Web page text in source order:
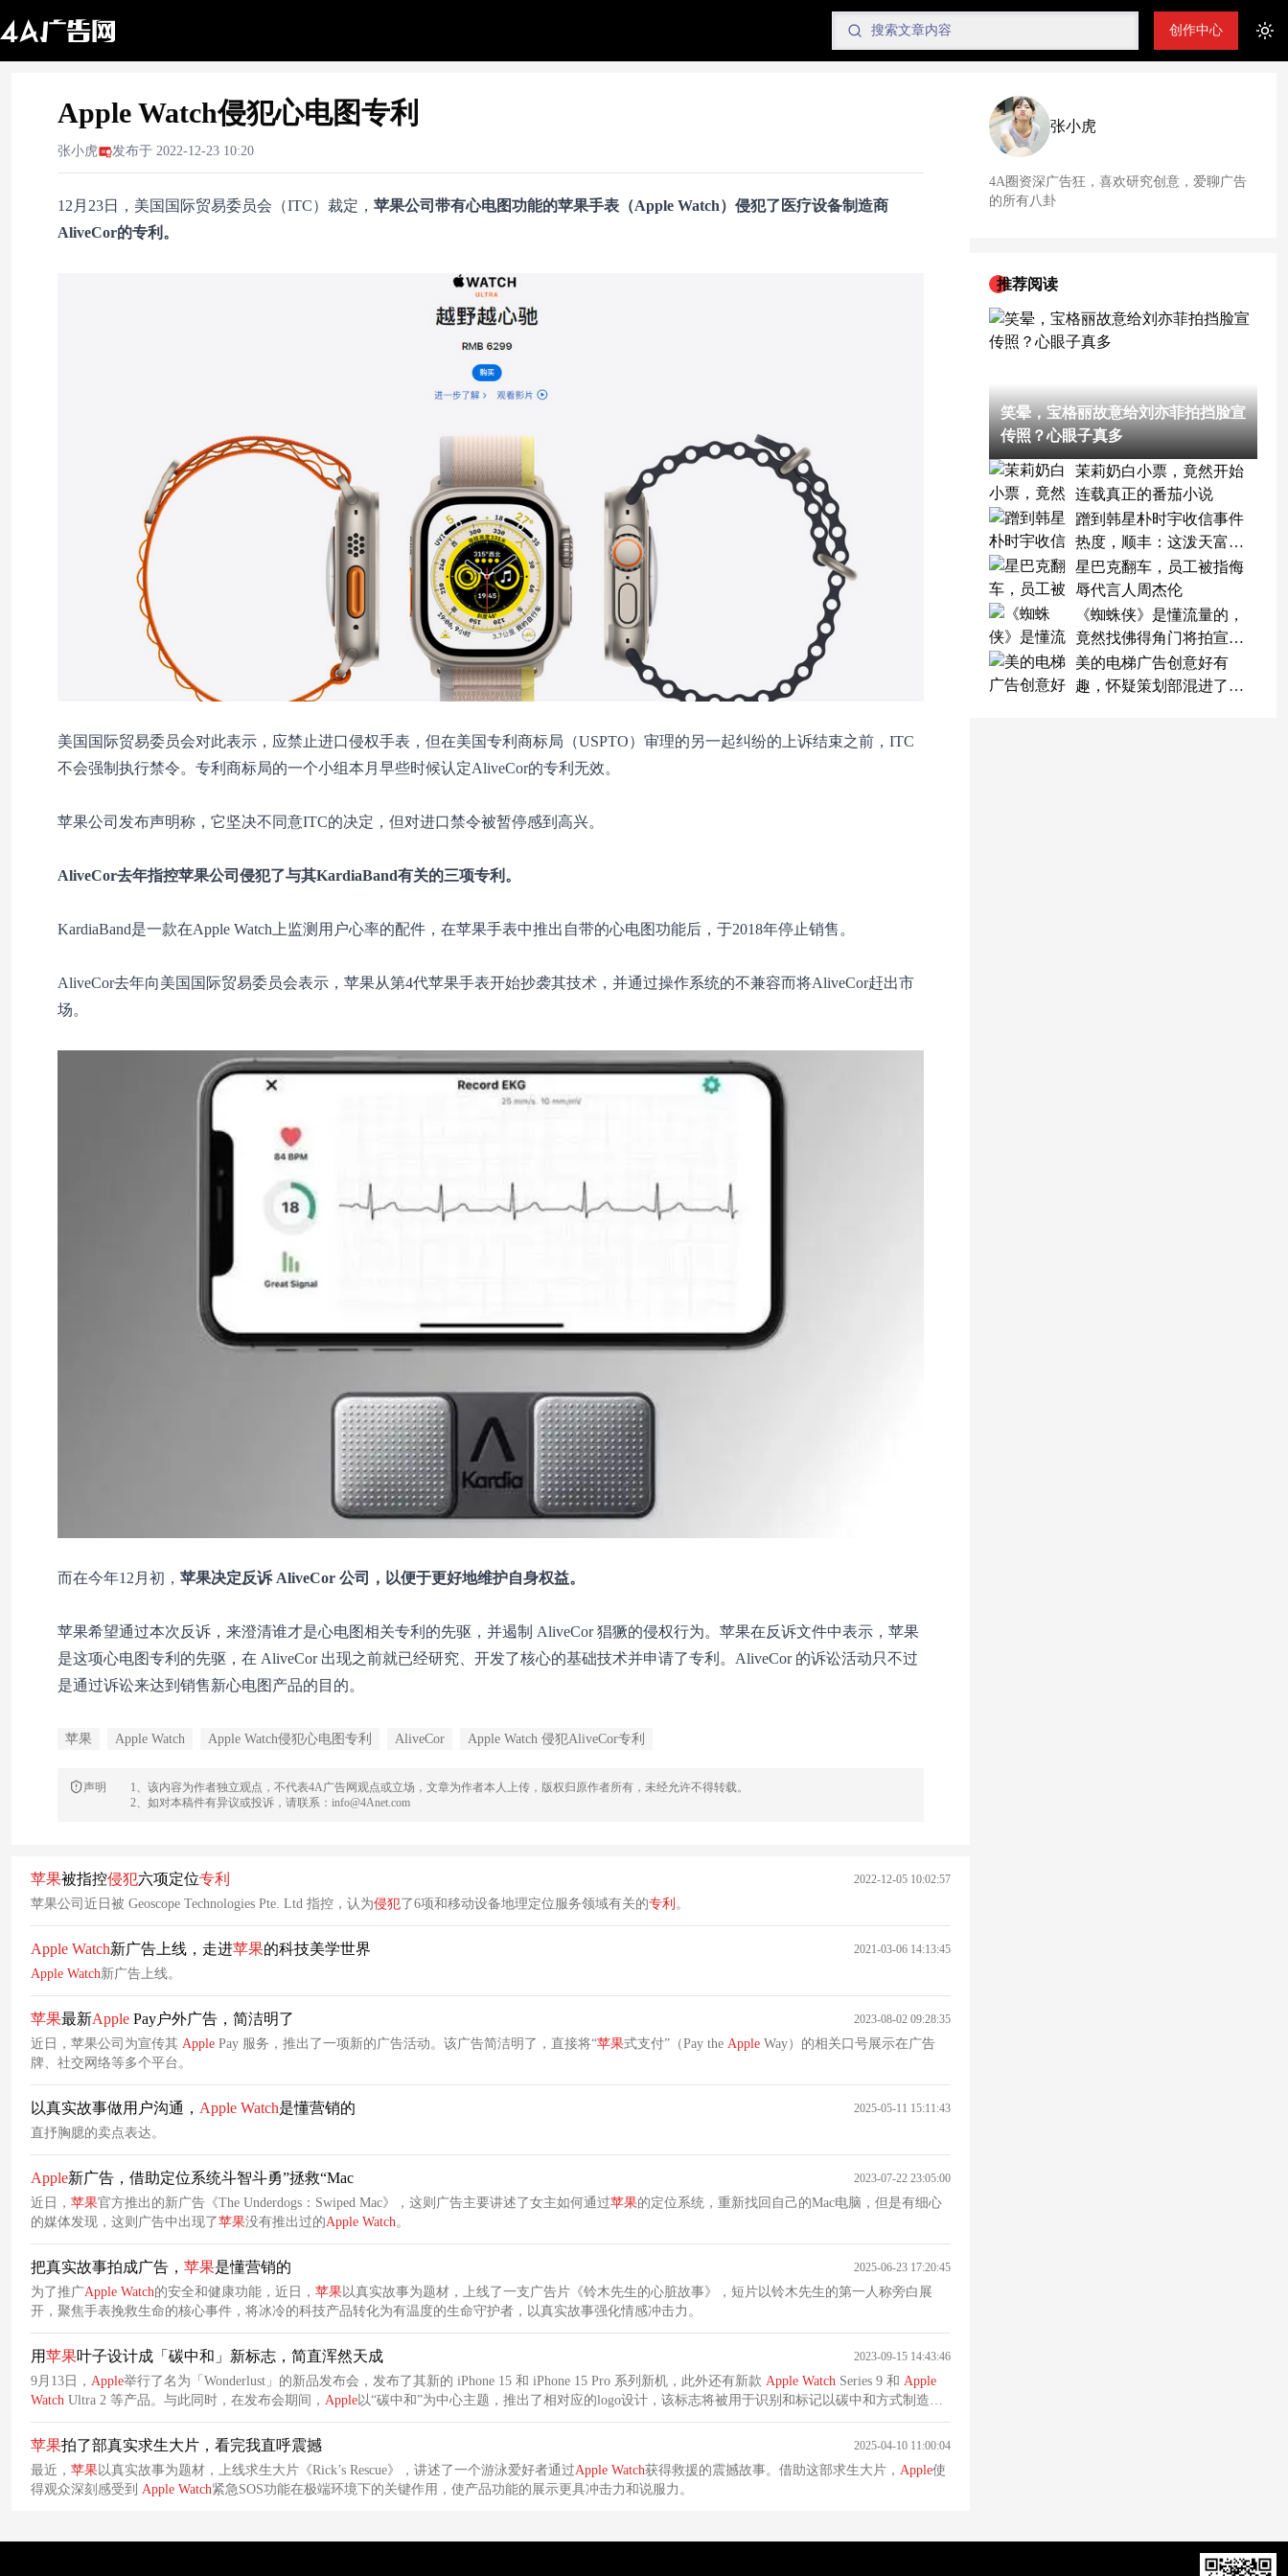
创作中心
Apple Watch侵犯心电图专利
张小虎 发布于 2022-12-23 10:20
12月23日，美国国际贸易委员会（ITC）裁定， 苹果公司带有心电图功能的苹果手表（Apple Watch） 侵犯了医疗设备制造商
AliveCor的专利。
美国国际贸易委员会对此表示，应禁止进口侵权手表，但在美国专利商标局（USPTO）审理的另一起纠纷的上诉结束之前，ITC
不会强制执行禁令。专利商标局的一个小组本月早些时候认定AliveCor的专利无效。
苹果公司发布声明称，它坚决不同意ITC的决定，但对进口禁令被暂停感到高兴。
AliveCor去年指控苹果公司侵犯了与其KardiaBand有关的三项专利。
KardiaBand是一款在Apple Watch上监测用户心率的配件，在苹果手表中推出自带的心电图功能后，于2018年停止销售。
AliveCor去年向美国国际贸易委员会表示，苹果从第4代苹果手表开始抄袭其技术，并通过操作系统的不兼容而将AliveCor赶出市
场。
而在今年12月初， 苹果决定反诉 AliveCor 公司，以便于更好地维护自身权益。
苹果希望通过本次反诉，来澄清谁才是心电图相关专利的先驱，并遏制 AliveCor 猖獗的侵权行为。苹果在反诉文件中表示，苹果
是这项心电图专利的先驱，在 AliveCor 出现之前就已经研究、开发了核心的基础技术并申请了专利。AliveCor 的诉讼活动只不过
是通过诉讼来达到销售新心电图产品的目的。
苹果 Apple Watch Apple Watch侵犯心电图专利 AliveCor Apple Watch 侵犯AliveCor专利
声明
1、该内容为作者独立观点，不代表4A广告网观点或立场，文章为作者本人上传，版权归原作者所有，未经允许不得转载。
2、如对本稿件有异议或投诉，请联系：info@4Anet.com
苹果被指控侵犯六项定位专利 2022-12-05 10:02:57
苹果公司近日被 Geoscope Technologies Pte. Ltd 指控，认为侵犯了6项和移动设备地理定位服务领域有关的专利 。
Apple Watch新广告上线，走进苹果的科技美学世界 2021-03-06 14:13:45
Apple Watch新广告上线。
苹果最新Apple Pay户外广告，简洁明了 2023-08-02 09:28:35
近日，苹果公司为宣传其 Apple Pay 服务，推出了一项新的广告活动。该广告简洁明了，直接将“苹果式支付”（Pay the Apple Way）的相关口号展示在广告
牌、社交网络等多个平台。
以真实故事做用户沟通， Apple Watch是懂营销的 2025-05-11 15:11:43
直抒胸臆的卖点表达。
Apple新广告，借助定位系统斗智斗勇”拯救“Mac 2023-07-22 23:05:00
近日， 苹果官方推出的新广告《The Underdogs：Swiped Mac》，这则广告主要讲述了女主如何通过苹果的定位系统，重新找回自己的Mac电脑，但是有细心
的媒体发现，这则广告中出现了苹果没有推出过的Apple Watch 。
把真实故事拍成广告， 苹果是懂营销的 2025-06-23 17:20:45
为了推广Apple Watch的安全和健康功能，近日， 苹果以真实故事为题材，上线了一支广告片《铃木先生的心脏故事》，短片以铃木先生的第一人称旁白展
开，聚焦手表挽救生命的核心事件，将冰冷的科技产品转化为有温度的生命守护者，以真实故事强化情感冲击力。
用苹果叶子设计成「碳中和」新标志，简直浑然天成 2023-09-15 14:43:46
9月13日， Apple举行了名为「Wonderlust」的新品发布会，发布了其新的 iPhone 15 和 iPhone 15 Pro 系列新机，此外还有新款 Apple Watch Series 9 和 Apple
Watch Ultra 2 等产品。与此同时，在发布会期间， Apple以“碳中和”为中心主题，推出了相对应的logo设计，该标志将被用于识别和标记以碳中和方式制造的
产品。
苹果拍了部真实求生大片，看完我直呼震撼 2025-04-10 11:00:04
最近， 苹果以真实故事为题材，上线求生大片《Rick’s Rescue》，讲述了一个游泳爱好者通过Apple Watch获得救援的震撼故事。借助这部求生大片， Apple使
得观众深刻感受到 Apple Watch紧急SOS功能在极端环境下的关键作用，使产品功能的展示更具冲击力和说服力。
张小虎
4A圈资深广告狂，喜欢研究创意，爱聊广告
的所有八卦
推荐阅读
笑晕，宝格丽故意给刘亦菲拍挡脸宣
传照？心眼子真多
茉莉奶白小票，竟然开始
连载真正的番茄小说
蹭到韩星朴时宇收信事件
热度，顺丰：这泼天富贵
终于轮到我了
星巴克翻车，员工被指侮
辱代言人周杰伦
《蜘蛛侠》是懂流量的，
竟然找佛得角门将拍宣传
片
美的电梯广告创意好有
趣，怀疑策划部混进了天